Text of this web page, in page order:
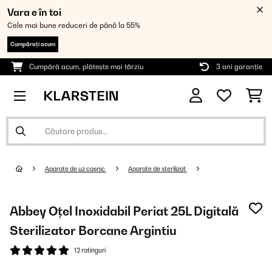
Vara e în toi
Cele mai bune reduceri de până la 55%
Cumpărați acum
Cumpără acum, plătește mai târziu 3 ani garanție
Aparate de uz casnic Aparate de sterilizat
Abbey Oțel Inoxidabil Periat 25L Digitală
Sterilizator Borcane Argintiu
12 ratinguri